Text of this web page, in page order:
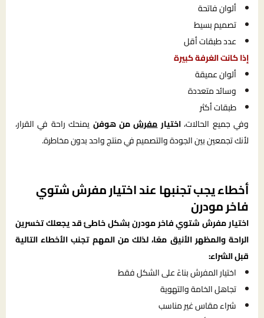
ألوان فاتحة
تصميم بسيط
عدد طبقات أقل
إذا كانت الغرفة كبيرة
ألوان عميقة
وسائد متعددة
طبقات أكثر
وفي جميع الحالات،اختيارمفرشمن هوفن يمنحك راحة في القرار،
لأنك تجمعين بين الجودة والتصميم في منتج واحد بدون مخاطرة.
أخطاء يجب تجنبها عند اختيار مفرش شتوي
فاخر مودرن
اختيار مفرش شتوي فاخر مودرن بشكل خاطئ قد يجعلك تخسرين
الراحة والمظهر الأنيق معًا، لذلك من المهم تجنب الأخطاء التالية
قبل الشراء:
اختيار المفرش بناءً على الشكل فقط
تجاهل الخامة والتهوية
شراء مقاس غير مناسب